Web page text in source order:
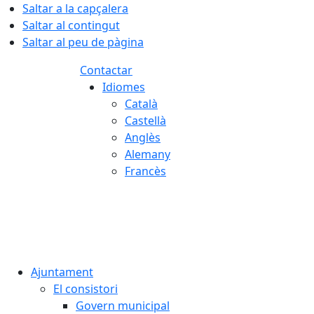
Saltar a la capçalera
Saltar al contingut
Saltar al peu de pàgina
Contactar
Idiomes
Català
Castellà
Anglès
Alemany
Francès
Ajuntament
El consistori
Govern municipal